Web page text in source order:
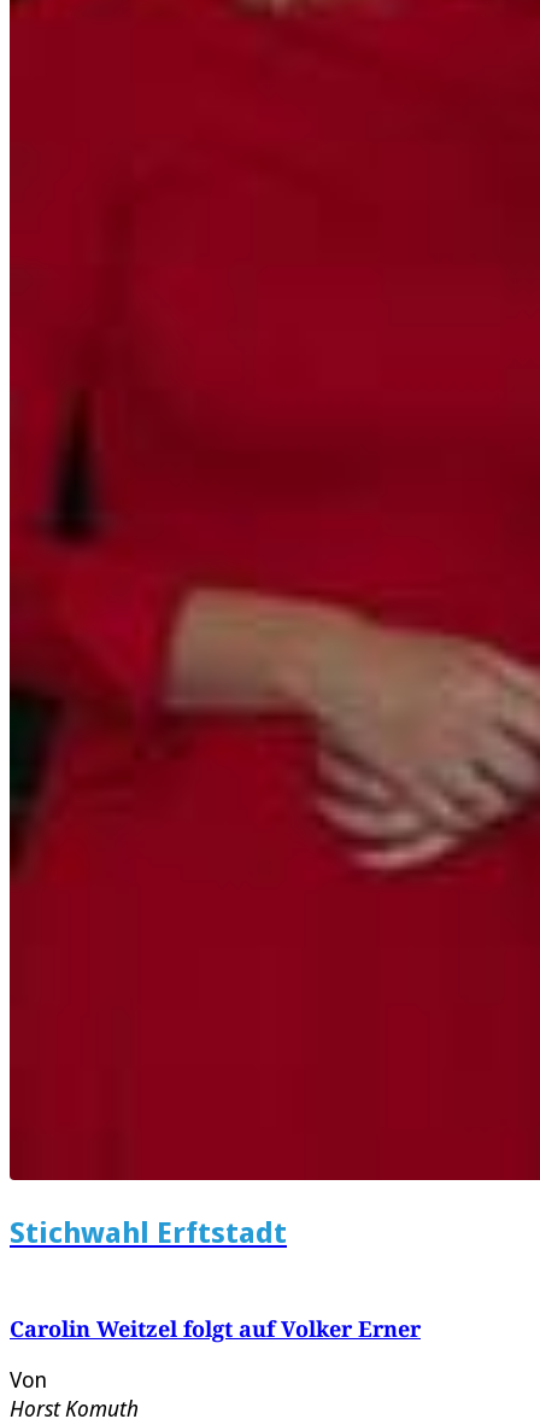
Stichwahl Erftstadt
Carolin Weitzel folgt auf Volker Erner
Von
Horst Komuth